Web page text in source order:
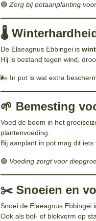
🟢Zorg bij potaanplanting
🌡️
De Elaeagnus Ebbingei is
Hij is bestand tegen wind,
🌬️ In pot is wat extra
🌱 Bemesting
Voed de boom in het
plantenvoeding.
Bij aanplant in pot mag dit
🟢 Voeding zorgt voor
✂️ Snoeien en
Snoei de Elaeagnus Ebbingei
Ook als bol- of blokvorm op